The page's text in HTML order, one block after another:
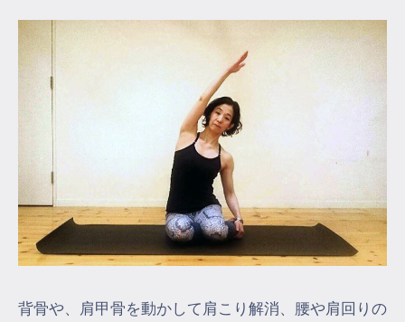
背骨や、肩甲骨を動かして肩こり解消、腰や肩回りの